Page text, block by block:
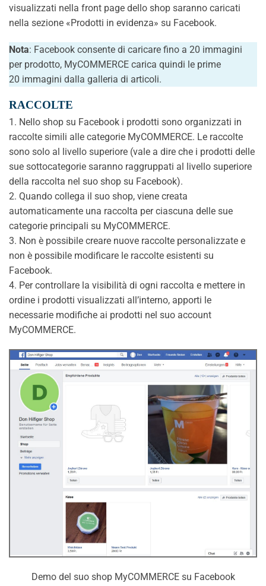
visualizzati nella front page dello shop saranno caricati
nella sezione «Prodotti in evidenza» su Facebook.
Nota: Facebook consente di caricare fino a 20 immagini
per prodotto, MyCOMMERCE carica quindi le prime
20 immagini dalla galleria di articoli.
RACCOLTE
1. Nello shop su Facebook i prodotti sono organizzati in
raccolte simili alle categorie MyCOMMERCE. Le raccolte
sono solo al livello superiore (vale a dire che i prodotti delle
sue sottocategorie saranno raggruppati al livello superiore
della raccolta nel suo shop su Facebook).
2. Quando collega il suo shop, viene creata
automaticamente una raccolta per ciascuna delle sue
categorie principali su MyCOMMERCE.
3. Non è possibile creare nuove raccolte personalizzate e
non è possibile modificare le raccolte esistenti su
Facebook.
4. Per controllare la visibilità di ogni raccolta e mettere in
ordine i prodotti visualizzati all’interno, apporti le
necessarie modifiche ai prodotti nel suo account
MyCOMMERCE.
Demo del suo shop MyCOMMERCE su Facebook